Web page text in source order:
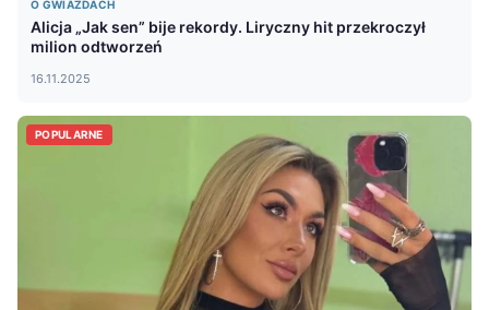
O GWIAZDACH
Alicja „Jak sen” bije rekordy. Liryczny hit przekroczył
milion odtworzeń
16.11.2025
POPULARNE